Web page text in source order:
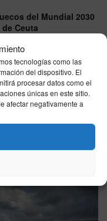
tecnologías como las
del dispositivo. El
procesar datos como el
únicas en este sitio.
afectar negativamente a
del Mundial 2030
Ceuta